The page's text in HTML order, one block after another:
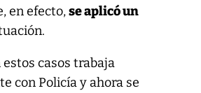
en efecto,se aplicó un
casos trabaja
con Policía y ahora se